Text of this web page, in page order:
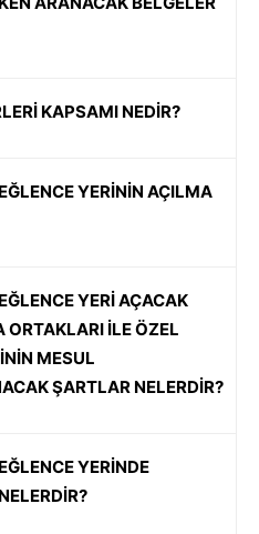
KAPSAMI NEDİR?
YERİNİN AÇILMA
YERİ AÇACAK
ORTAKLARI İLE ÖZEL
MESUL
ŞARTLAR NELERDİR?
YERİNDE